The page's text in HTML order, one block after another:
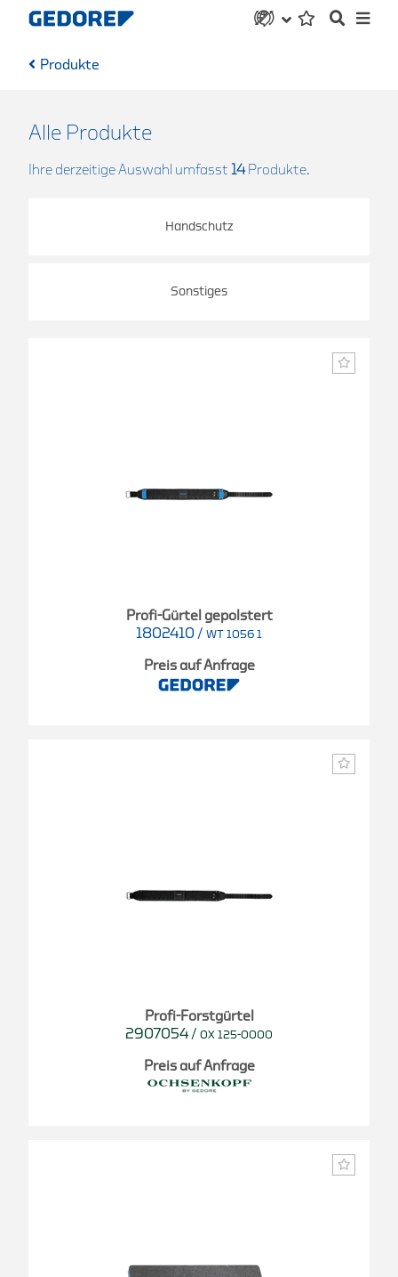
Produkte
Alle Produkte
Ihre derzeitige Auswahl umfasst 14Produkte.
Handschutz
Sonstiges
Profi-Gürtel gepolstert
1802410 / WT 1056 1
Preis auf Anfrage
Profi-Forstgürtel
2907054 / OX 125-0000
Preis auf Anfrage